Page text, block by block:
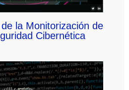
la Monitorización de
Cibernética